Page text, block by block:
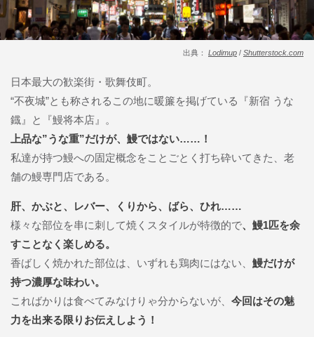
出典： Lodimup / Shutterstock.com
日本最大の歓楽街・歌舞伎町。
“不夜城”とも称されるこの地に暖簾を掲げている『新宿 うな
鐡』と『鰻将本店』。
上品な”うな重”だけが、鰻ではない……！
私達が持つ鰻への固定概念をことごとく打ち砕いてきた、老
舗の鰻専門店である。
肝、かぶと、レバー、くりから、ばら、ひれ……
様々な部位を串に刺して焼くスタイルが特徴的で、鰻1匹を余
すことなく楽しめる。
香ばしく焼かれた部位は、いずれも鶏肉にはない、 鰻だけが
持つ濃厚な味わい。
こればかりは食べてみなけりゃ分からないが、 今回はその魅
力を出来る限りお伝えしよう！